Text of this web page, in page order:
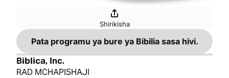
Shirikisha
Pata programu ya bure ya Bibilia sasa hivi.
Biblica, Inc.
RAD MCHAPISHAJI